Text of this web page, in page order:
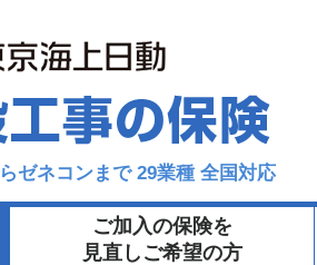
ゼネコンまで 29業種 全国対応
ご加入の保険を
見直しご希望の方